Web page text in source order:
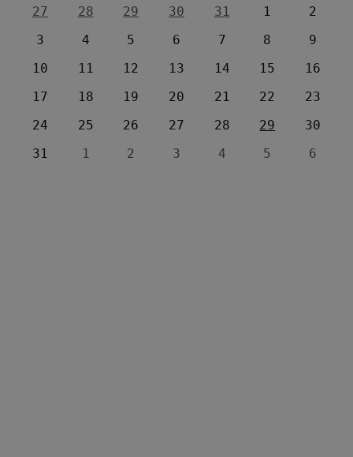
27 28 29 30 31 1
2
3
4 5 6 7 8
9
10
11 12 13 14 15
16
17
18 19 20 21 22
23
24
25 26 27 28 29
30
31
1 2 3 4 5 6